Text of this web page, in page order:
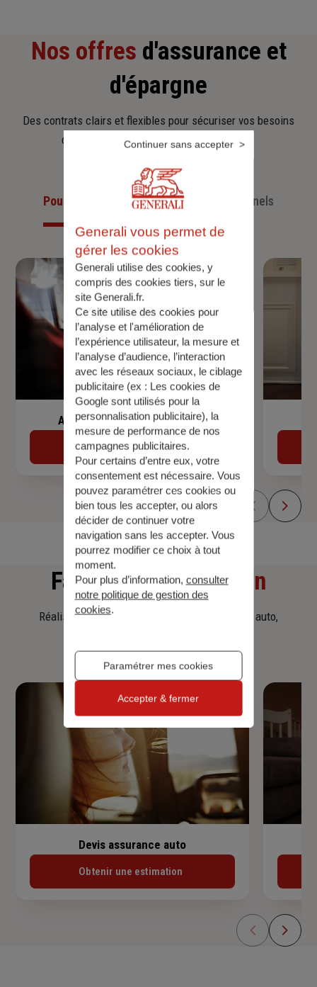
Nos offres d'assurance et
d'épargne
Des contrats clairs et flexibles pour sécuriser vos besoins
d’aujourd’hui et anticiper ceux de demain.
Pour les particuliersPour les professionnels
Assurance de prêt immobilier
Découvrir
Faitesune simulation
Réalisez une simulation tarifaire d'assurance, auto,
Devis assurance auto
Obtenir une estimation
Generali vous permet de
gérer les cookies
Generali utilise des cookies, y
compris des cookies tiers, sur le
site Generali.fr.
Ce site utilise des cookies pour
l’analyse et l'amélioration de
l’expérience utilisateur, la mesure et
l’analyse d’audience, l’interaction
avec les réseaux sociaux, le ciblage
publicitaire (ex : Les cookies de
Google sont utilisés pour la
personnalisation publicitaire), la
mesure de performance de nos
campagnes publicitaires.
Pour certains d’entre eux, votre
consentement est nécessaire. Vous
pouvez paramétrer ces cookies ou
bien tous les accepter, ou alors
décider de continuer votre
navigation sans les accepter. Vous
pourrez modifier ce choix à tout
moment.
Pour plus d’information, consulter
notre politique de gestion des
cookies.
Paramétrer mes cookies
Continuer sans accepter
Accepter & fermer